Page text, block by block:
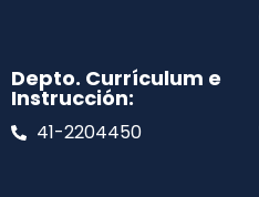
Depto. Currículum e
Instrucción:
41-2204450